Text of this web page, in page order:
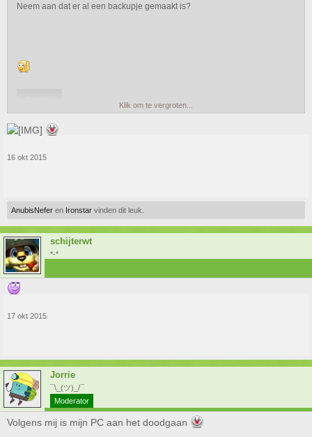
Neem aan dat er al een backupje gemaakt is?
Klik om te vergroten...
16 okt 2015
AnubisNefer en Ironstar vinden dit leuk.
schijterwt
*-*
17 okt 2015
Jorrie
¯\_(ツ)_/¯
Moderator
Volgens mij is mijn PC aan het doodgaan